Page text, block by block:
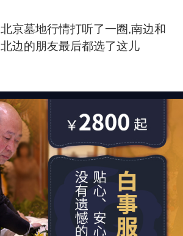
北京墓地行情打听了一圈,南边和
北边的朋友最后都选了这儿